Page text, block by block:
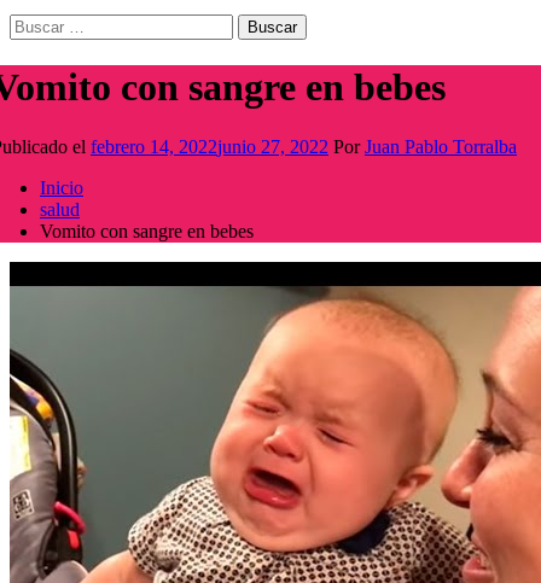
Buscar:
con sangre en bebes
el febrero 14, 2022junio 27, 2022 PorJuan Pablo Torralba
Inicio
salud
Vomito con sangre en bebes